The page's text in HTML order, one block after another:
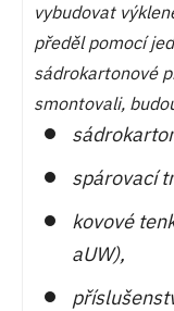
vybudovat
předěl pomocí
sádrokartonové
smontovali,
spárovací
kovové
aUW),